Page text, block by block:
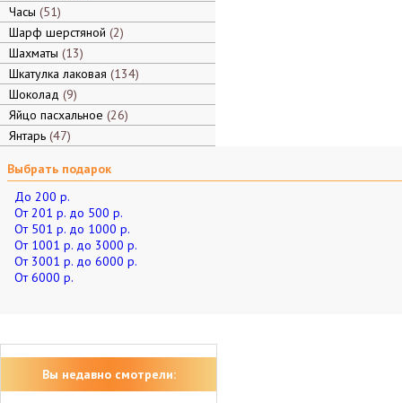
Часы 51
Шарф шерстяной 2
Шахматы 13
Шкатулка лаковая 134
Шоколад 9
Яйцо пасхальное 26
Янтарь 47
Выбрать подарок
До 200 р.
От 201 р. до 500 р.
От 501 р. до 1000 р.
От 1001 р. до 3000 р.
От 3001 р. до 6000 р.
От 6000 р.
Вы недавно смотрели: